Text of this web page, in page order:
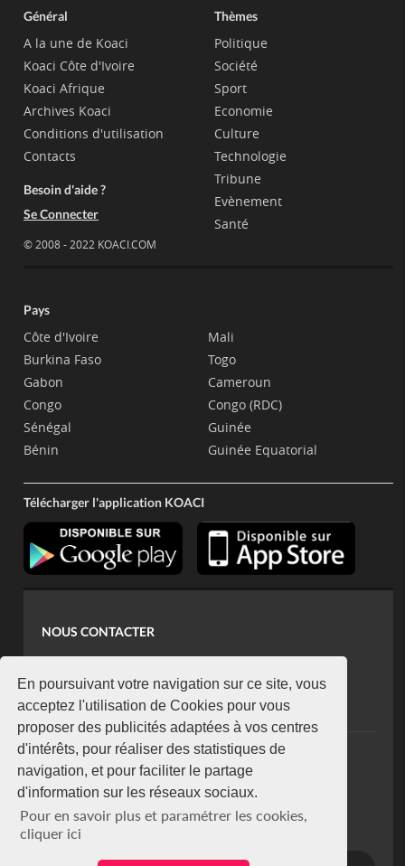
En poursuivant votre navigation sur ce site, vous
acceptez l'utilisation de Cookies pour vous
proposer des publicités adaptées à vos centres
d'intérêts, pour réaliser des statistiques de
navigation, et pour faciliter le partage
d'information sur les réseaux sociaux.
Pour en savoir plus et paramétrer les cookies,
cliquer ici
Général
A la une de Koaci
Koaci Côte d'Ivoire
Koaci Afrique
Archives Koaci
Conditions d'utilisation
Contacts
Besoin d'aide ?
Se Connecter
© 2008 - 2022 KOACI.COM
Thèmes
Politique
Société
Sport
Economie
Culture
Technologie
Tribune
Evènement
Santé
Pays
Côte d'Ivoire
Burkina Faso
Gabon
Congo
Sénégal
Bénin
Mali
Togo
Cameroun
Congo (RDC)
Guinée
Guinée Equatorial
Télécharger l'application KOACI
NOUS CONTACTER
koaci@yahoo.fr
+225 07 08 85 52 93
NEWSLETTER
Restez connecté via notre newsletter
S'abonner
Se désabonner